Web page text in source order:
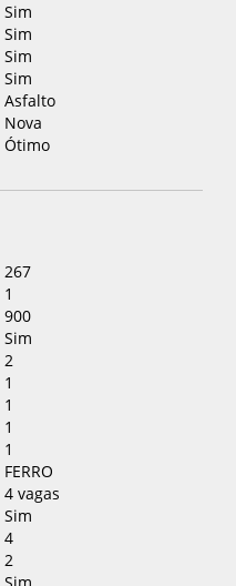
Sim
Sim
Sim
Sim
Asfalto
Nova
Ótimo
267
1
900
Sim
2
1
1
1
1
FERRO
4 vagas
Sim
4
2